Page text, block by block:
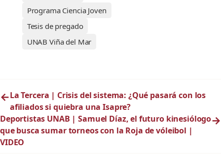
Programa Ciencia Joven
Tesis de pregado
UNAB Viña del Mar
←La Tercera | Crisis del sistema: ¿Qué pasará con los
afiliados si quiebra una Isapre?
Deportistas UNAB | Samuel Díaz, el futuro kinesiólogo
que busca sumar torneos con la Roja de vóleibol |
VIDEO
→